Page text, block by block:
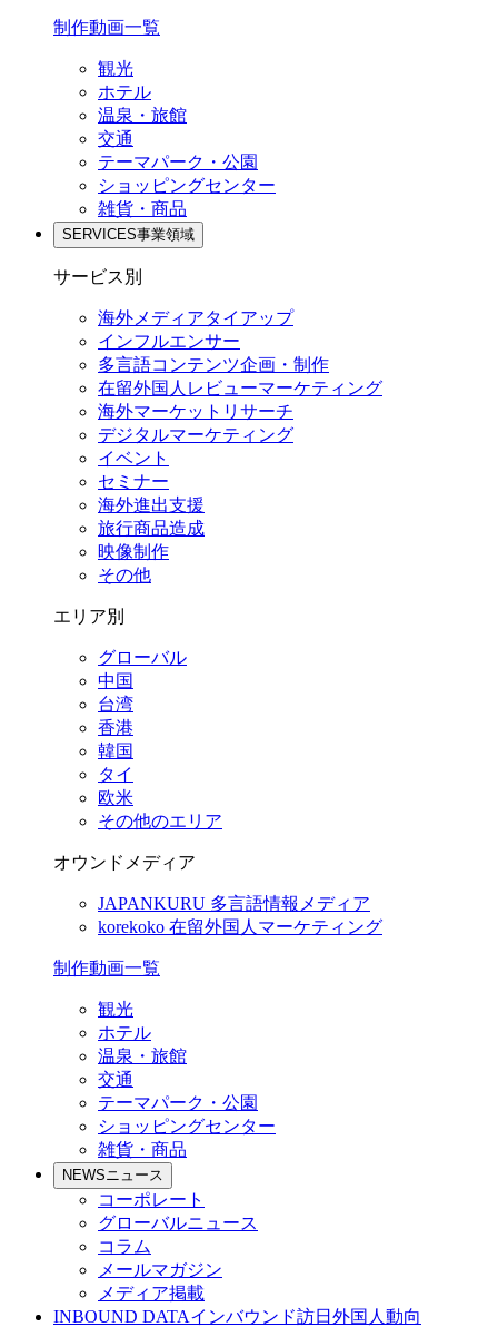
制作動画一覧
観光
ホテル
温泉・旅館
交通
テーマパーク・公園
ショッピングセンター
雑貨・商品
SERVICES事業領域
サービス別
海外メディアタイアップ
インフルエンサー
多言語コンテンツ企画・制作
在留外国⼈レビューマーケティング
海外マーケットリサーチ
デジタルマーケティング
イベント
セミナー
海外進出支援
旅行商品造成
映像制作
その他
エリア別
グローバル
中国
台湾
香港
韓国
タイ
欧米
その他のエリア
オウンドメディア
JAPANKURU 多言語情報メディア
korekoko 在留外国人マーケティング
制作動画一覧
観光
ホテル
温泉・旅館
交通
テーマパーク・公園
ショッピングセンター
雑貨・商品
NEWS ニュース
コーポレート
グローバルニュース
コラム
メールマガジン
メディア掲載
INBOUND DATAインバウンド訪日外国人動向